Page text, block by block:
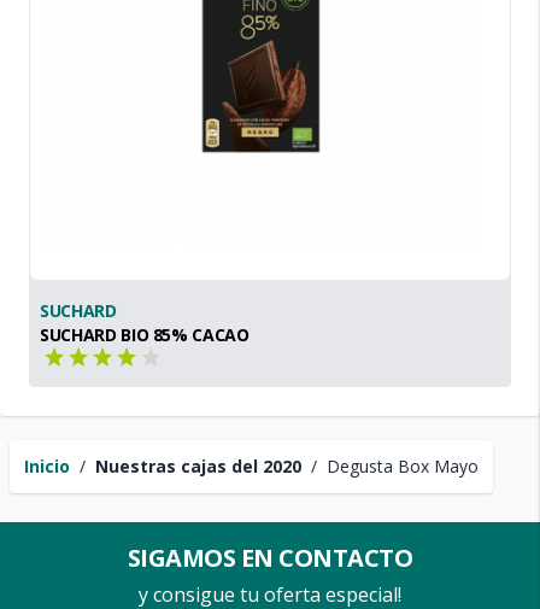
Inicio / Nuestras cajas del 2020 / Degusta Box Mayo
SUCHARD
SUCHARD BIO 85% CACAO
SIGAMOS EN CONTACTO
y consigue tu oferta especial!